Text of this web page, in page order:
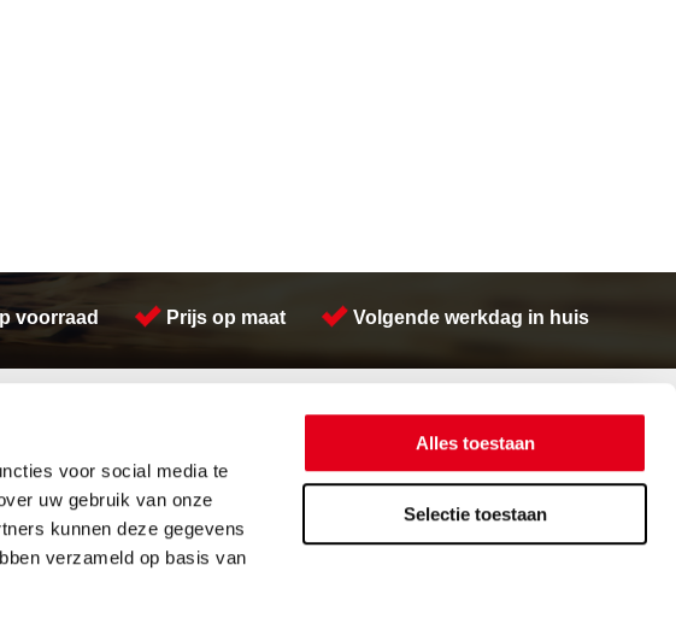
voor social media te
uw gebruik van onze
kunnen deze gegevens
verzameld op basis van
Alles toestaan
Selectie toestaan
voorraad Prijs op maat Volgende werkdag in huis
Meeuwsen Trade & Metal Services B.V.
Telefoon:
(0113) 57 38 78